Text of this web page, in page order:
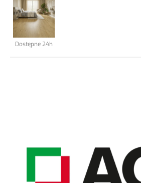
Kontakt
.
Dostępne 24h